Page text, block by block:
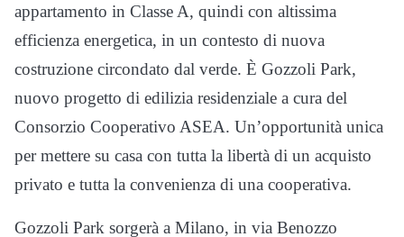
appartamento in Classe A, quindi con altissima
efficienza energetica, in un contesto di nuova
costruzione circondato dal verde. È Gozzoli Park,
nuovo progetto di edilizia residenziale a cura del
Consorzio Cooperativo ASEA. Un’opportunità unica
per mettere su casa con tutta la libertà di un acquisto
privato e tutta la convenienza di una cooperativa.
Gozzoli Park sorgerà a Milano, in via Benozzo